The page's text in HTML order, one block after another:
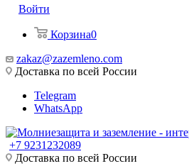
Войти
Корзина0
zakaz@zazemleno.com
Доставка по всей России
Telegram
WhatsApp
+7 9231232089
Доставка по всей России